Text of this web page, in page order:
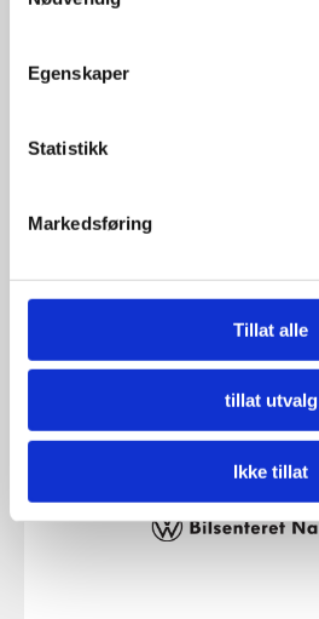
Egenskaper
Statistikk
Markedsføring
Tillat alle
tillat utvalg
Ikke tillat
Send e-post